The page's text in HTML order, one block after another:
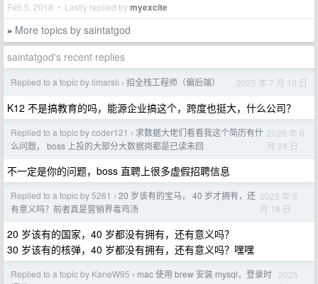
Feb 5, 2018 • Lastly replied bymyexcite
» More topics by saintatgod
saintatgod's recent replies
Replied to a topic by limarsli › 招全栈工程师（偏后端） 2025 年 7 月 10 日
K12 不是搞教育的吗，能源企业搞这个，跨度也挺大，什么公司？
Replied to a topic by coder121 › 求数据大佬们看看我这个简历有什
么问题， boss 上投的大部分大数据岗都是已读未回
2025 年 6
月 24 日
不一定是你的问题，boss 直聘上很多虚假招聘信息
Replied to a topic by 5261 › 20 岁该有的宝马， 40 岁才拥有，还
有意义吗？前者真是营销界毒鸡汤
2025 年 6
月 18 日
20 岁该有的国家，40 岁都没有拥有，还有意义吗？
30 岁该有的核弹，40 岁都没有拥有，还有意义吗？嘿嘿
Replied to a topic by KaneW95 › mac 使用 brew 安装 mysql，登录时 2025